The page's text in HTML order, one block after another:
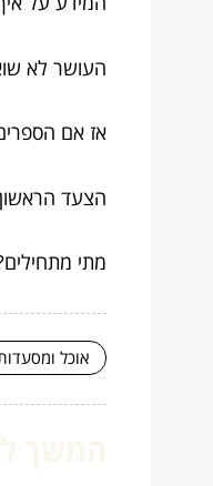
העושר לא
אז אם
הצעד
מתי
אוכל